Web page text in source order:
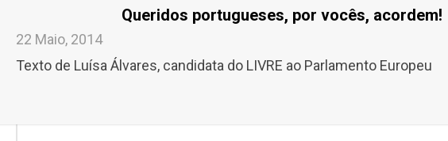
Queridos portugueses, por vocês, acordem!
22 Maio, 2014
Texto de Luísa Álvares, candidata do LIVRE ao Parlamento Europeu